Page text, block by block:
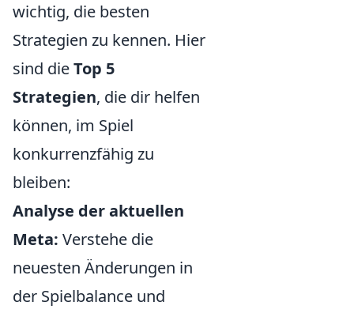
wichtig, die besten
Strategien zu kennen. Hier
sind dieTop 5
Strategien, die dir helfen
können, im Spiel
konkurrenzfähig zu
bleiben:
Analyse der aktuellen
Meta: Verstehe die
neuesten Änderungen in
der Spielbalance und